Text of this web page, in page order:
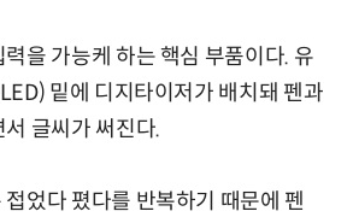
을 가능케 하는 핵심 부품이다. 유
밑에 디지타이저가 배치돼 펜과
글씨가 써진다.
었다 폈다를 반복하기 때문에 펜